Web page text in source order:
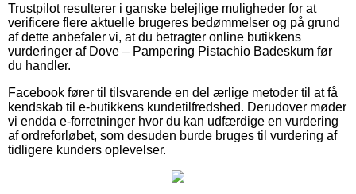
Trustpilot resulterer i ganske belejlige muligheder for at
verificere flere aktuelle brugeres bedømmelser og på grund
af dette anbefaler vi, at du betragter online butikkens
vurderinger af Dove – Pampering Pistachio Badeskum før
du handler.
Facebook fører til tilsvarende en del ærlige metoder til at få
kendskab til e-butikkens kundetilfredshed. Derudover møder
vi endda e-forretninger hvor du kan udfærdige en vurdering
af ordreforløbet, som desuden burde bruges til vurdering af
tidligere kunders oplevelser.